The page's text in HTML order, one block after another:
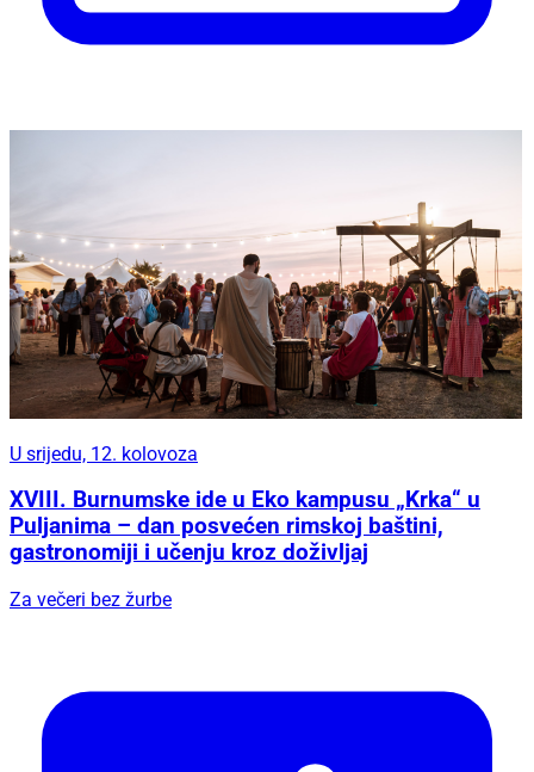
U srijedu, 12. kolovoza
XVIII. Burnumske ide u Eko kampusu „Krka“ u
Puljanima – dan posvećen rimskoj baštini,
gastronomiji i učenju kroz doživljaj
Za večeri bez žurbe